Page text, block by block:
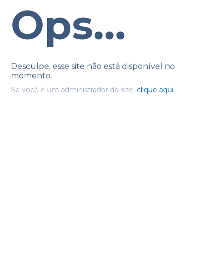
Ops...
Desculpe, esse site não está disponível no
momento.
Se você é um administrador do site, clique aqui.